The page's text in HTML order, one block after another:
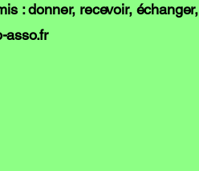
: donner, recevoir, échanger,
asso.fr